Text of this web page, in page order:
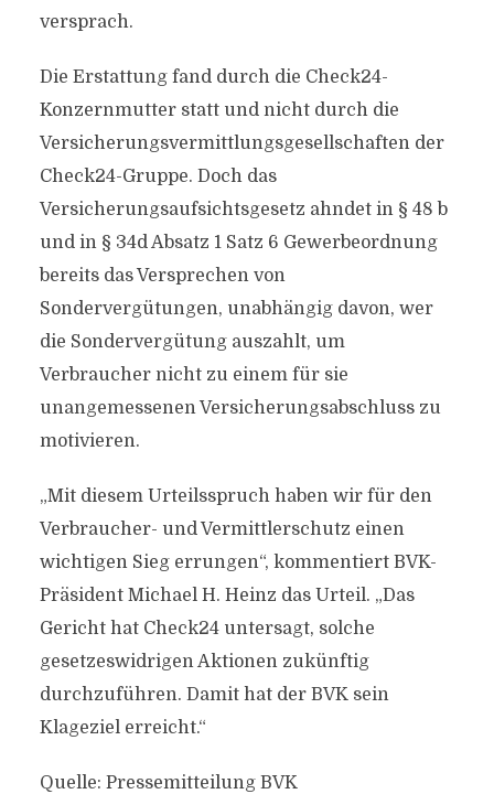
versprach.
Die Erstattung fand durch die Check24-
Konzernmutter statt und nicht durch die
Versicherungsvermittlungsgesellschaften der
Check24-Gruppe. Doch das
Versicherungsaufsichtsgesetz ahndet in § 48 b
und in § 34d Absatz 1 Satz 6 Gewerbeordnung
bereits das Versprechen von
Sondervergütungen, unabhängig davon, wer
die Sondervergütung auszahlt, um
Verbraucher nicht zu einem für sie
unangemessenen Versicherungsabschluss zu
motivieren.
„Mit diesem Urteilsspruch haben wir für den
Verbraucher- und Vermittlerschutz einen
wichtigen Sieg errungen“, kommentiert BVK-
Präsident Michael H. Heinz das Urteil. „Das
Gericht hat Check24 untersagt, solche
gesetzeswidrigen Aktionen zukünftig
durchzuführen. Damit hat der BVK sein
Klageziel erreicht.“
Quelle: Pressemitteilung BVK